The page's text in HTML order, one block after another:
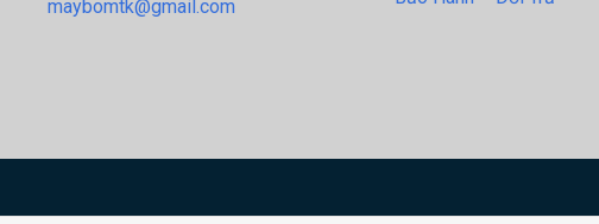
maybomtk@gmail.com